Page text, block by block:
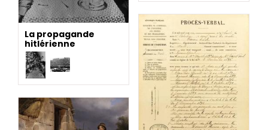
La propagande
hitlérienne